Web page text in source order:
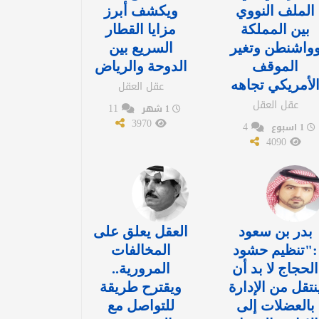
الملف النووي
بين المملكة
وتغير
الموقف
الأمريكي تجاهه
عقل العقل
4
4090
ويكشف أبرز
مزايا القطار
السريع بين
الدوحة والرياض
عقل العقل
3970
بدر بن سعود
:"تنظيم حشود
الحجاج لا بد أن
من الإدارة
بالعضلات إلى
العقل يعلق على
المخالفات
المرورية..
ويقترح طريقة
للتواصل مع